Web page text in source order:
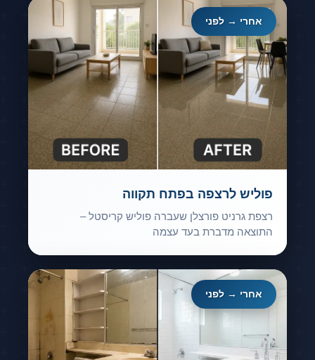
אחרי → לפני
פוליש לרצפה בפתח תקווה
רצפת גרניט פורצלן שעברה פוליש קריסטל –
התוצאה מדברת בעד עצמה
אחרי → לפני